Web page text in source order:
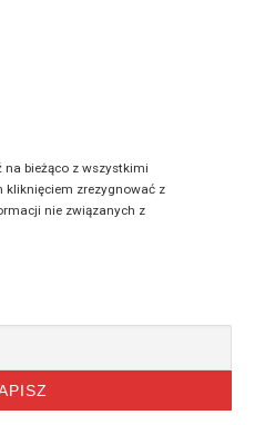
na bieżąco z wszystkimi
zrezygnować z
nie związanych z